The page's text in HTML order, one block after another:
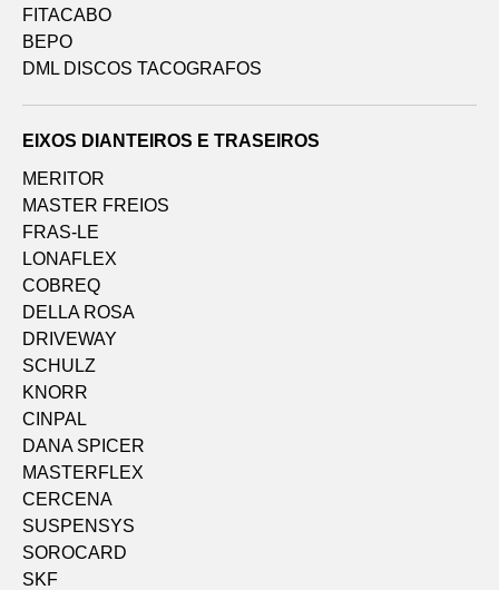
FITACABO
BEPO
DML DISCOS TACOGRAFOS
EIXOS DIANTEIROS E TRASEIROS
MERITOR
MASTER FREIOS
FRAS-LE
LONAFLEX
COBREQ
DELLA ROSA
DRIVEWAY
SCHULZ
KNORR
CINPAL
DANA SPICER
MASTERFLEX
CERCENA
SUSPENSYS
SOROCARD
SKF